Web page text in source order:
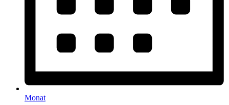
Monat